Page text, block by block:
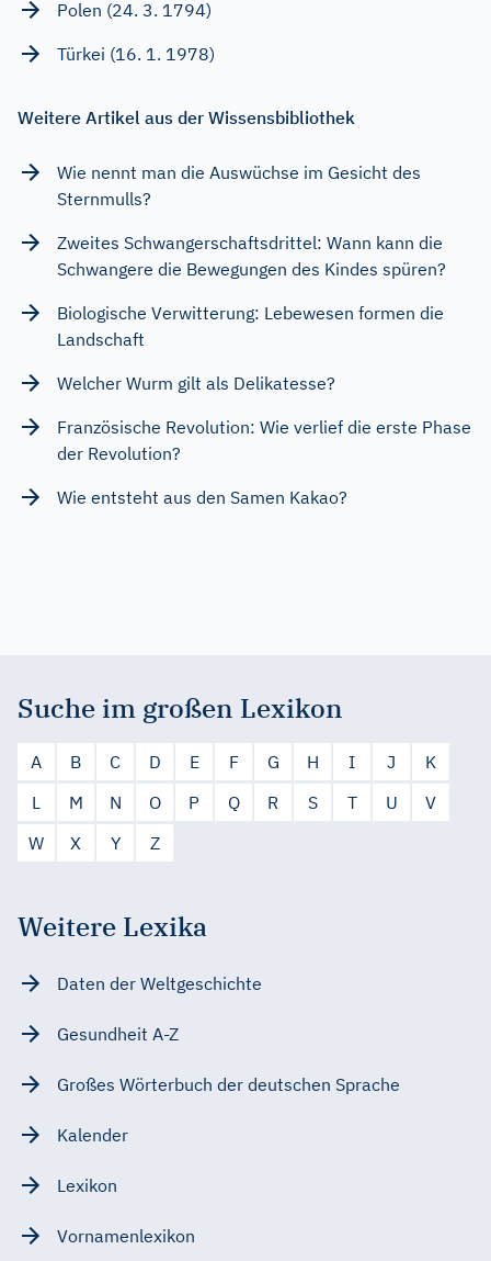
Polen (24. 3. 1794)
Türkei (16. 1. 1978)
Weitere Artikel aus der Wissensbibliothek
Wie nennt man die Auswüchse im Gesicht des
Sternmulls?
Zweites Schwangerschaftsdrittel: Wann kann die
Schwangere die Bewegungen des Kindes spüren?
Biologische Verwitterung: Lebewesen formen die
Landschaft
Welcher Wurm gilt als Delikatesse?
Französische Revolution: Wie verlief die erste Phase
der Revolution?
Wie entsteht aus den Samen Kakao?
Suche im großen Lexikon
A B C D E F G H I J
K
L
M N O P Q R S T U
V
W
X Y Z
Weitere Lexika
Daten der Weltgeschichte
Gesundheit A-Z
Großes Wörterbuch der deutschen Sprache
Kalender
Lexikon
Vornamenlexikon